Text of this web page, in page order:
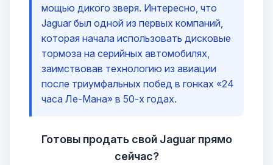
мощью дикого зверя. Интересно, что
Jaguar был одной из первых компаний,
которая начала использовать дисковые
тормоза на серийных автомобилях,
заимствовав технологию из авиации
после триумфальных побед в гонках «24
часа Ле-Мана» в 50-х годах.
Готовы продать свой Jaguar прямо
сейчас?